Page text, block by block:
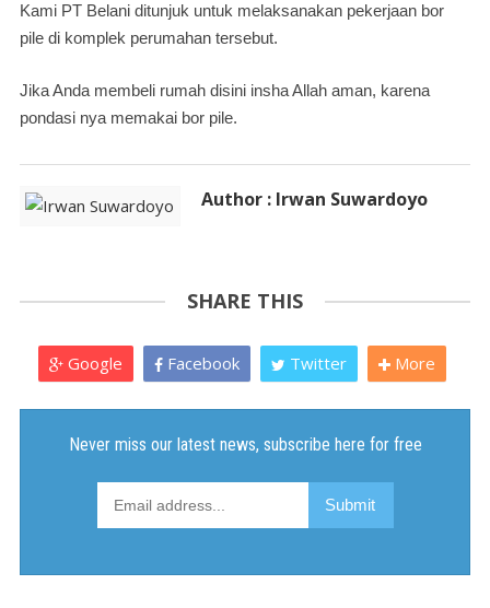
Kami PT Belani ditunjuk untuk melaksanakan pekerjaan bor
pile di komplek perumahan tersebut.
Jika Anda membeli rumah disini insha Allah aman, karena
pondasi nya memakai bor pile.
Author : Irwan Suwardoyo
SHARE THIS
Google Facebook Twitter More